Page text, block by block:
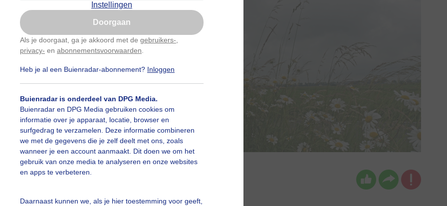
Instellingen
Doorgaan
Als je doorgaat, ga je akkoord met de gebruikers-
privacy- en abonnementsvoorwaarden
Heb je al een Buienradar-abonnement? Inloggen
Buienradar is onderdeel van DPG Media.
Buienradar en DPG Media gebruiken cookies om
informatie over je apparaat, locatie, browser en
surfgedrag te verzamelen. Deze informatie combineren
we met de gegevens die je zelf deelt met ons, zoals
wanneer je een account aanmaakt. Dit doen we om het
gebruik van onze media te analyseren en onze websites
en apps te verbeteren.
Daarnaast kunnen we, als je hier toestemming voor geeft,
14.54 uur, nog veel bewolking in Groningen.
Is goed, toon de popup
Nu niet, misschien later
Gebruik je Safari en wil je niet elke dag deze pop-up
Klikhierom dit aan te passen